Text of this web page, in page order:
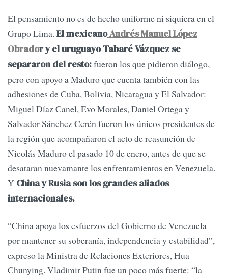
El pensamiento no es de hecho uniforme ni siquiera en el
Grupo Lima. El mexicanoAndrés Manuel López
Obrador y el uruguayo Tabaré Vázquez se
separaron del resto:fueron los que pidieron diálogo,
pero con apoyo a Maduro que cuenta también con las
adhesiones de Cuba, Bolivia, Nicaragua y El Salvador:
Miguel Díaz Canel, Evo Morales, Daniel Ortega y
Salvador Sánchez Cerén fueron los únicos presidentes de
la región que acompañaron el acto de reasunción de
Nicolás Maduro el pasado 10 de enero, antes de que se
desataran nuevamante los enfrentamientos en Venezuela.
Y China y Rusia son los grandes aliados
internacionales.
“China apoya los esfuerzos del Gobierno de Venezuela
por mantener su soberanía, independencia y estabilidad”,
expreso la Ministra de Relaciones Exteriores, Hua
Chunying. Vladimir Putin fue un poco más fuerte: “la